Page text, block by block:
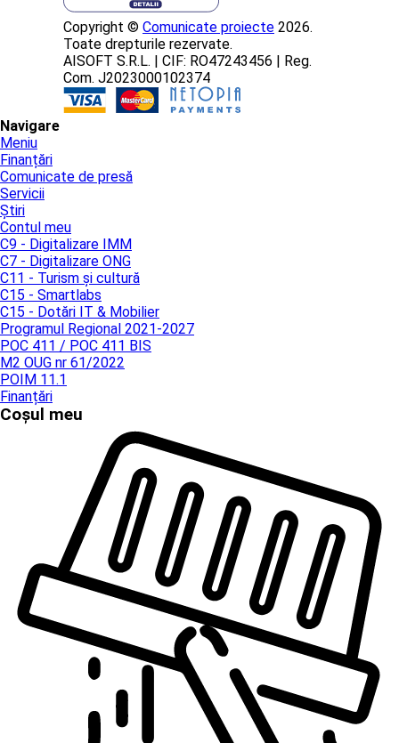
Copyright © Comunicate proiecte 2026.
Toate drepturile rezervate.
AISOFT S.R.L. | CIF: RO47243456 | Reg.
Com. J2023000102374
Navigare
Meniu
Finanțări
Comunicate de presă
Servicii
Știri
Contul meu
C9 - Digitalizare IMM
C7 - Digitalizare ONG
C11 - Turism și cultură
C15 - Smartlabs
C15 - Dotări IT & Mobilier
Programul Regional 2021-2027
POC 411 / POC 411 BIS
M2 OUG nr 61/2022
POIM 11.1
Finanțări
Coșul meu